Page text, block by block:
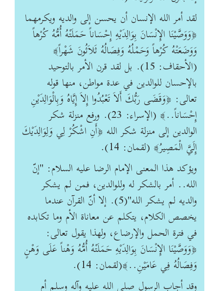
لقد أمر الله الإنسان أن يحسن إلى والديه ويكرمهما
﴿وَوَصَّيْنَا الإِنْسَانَ بِوَالِدَيْهِ إِحْسَاناً حَمَلَتْهُ أُمُّهُ كُرْهاً
وَوَضَعَتْهُ كُرْهاً وَحَمْلُهُ وَفِصَالُهُ ثَلاَثُونَ شَهْراً﴾
(الأحقاف: 15). بل لقد قرن الأمر بالتوحيد
بالإحسان للوالدين في عدة مواطن، منها قوله
تعالى: ﴿وَقَضَى رَبُّكَ أَلاَ تَعْبُدُوا إِلاَ إِيَّاهُ وَبِالْوَالِدَيْنِ
إِحْسَاناً..﴾ (الإسراء: 23). ورفع منزلة شكر
الوالدين إلى منزلة شكر الله ﴿أَنِ اشْكُرْ لِي وَلِوَالِدَيْكَ
إِلَيَّ الْمَصِيرُ﴾ (لقمان: 14).
ويؤكد هذا المعنى الإمام الرضا عليه السلام: "إنّ
الله.. أمر بالشكر له وللوالدين، فمن لم يشكر
والديه لم يشكر الله"(5). إلا أنّ القرآن عندما
يخصص الكلام، يتكلم عن معاناة الأم وما تكابده
في فترة الحمل والإرضاع، ولهذا يقول تعالى:
﴿وَوَصَّيْنَا الإِنْسَانَ بِوَالِدَيْهِ حَمَلَتْهُ أُمُّهُ وَهْناً عَلَى وَهْنٍ
وَفِصَالُهُ فِي عَامَيْنِ..﴾(لقمان: 14).